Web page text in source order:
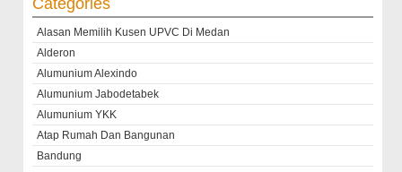
Categories
Alasan Memilih Kusen UPVC Di Medan
Alderon
Alumunium Alexindo
Alumunium Jabodetabek
Alumunium YKK
Atap Rumah Dan Bangunan
Bandung